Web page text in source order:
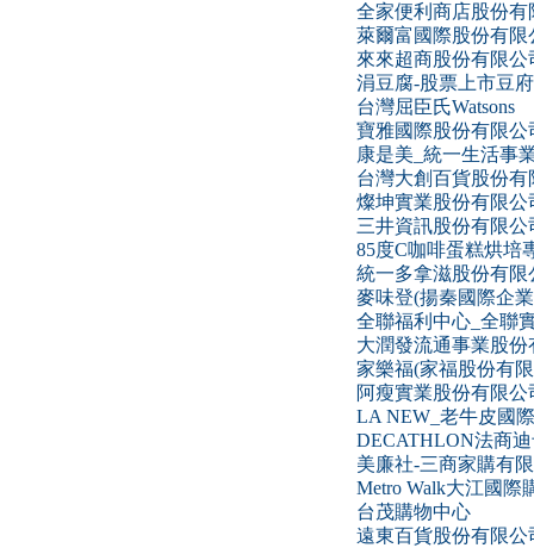
全家便利商店股份有
萊爾富國際股份有限
來來超商股份有限
涓豆腐-股票上市豆
台灣屈臣氏Watsons
寶雅國際股份有限公
康是美_統一生活事
台灣大創百貨股份有
燦坤實業股份有限公
三井資訊股份有限公
85度C咖啡蛋糕烘培
統一多拿滋股份有限
麥味登(揚秦國際企
全聯福利中心_全聯
大潤發流通事業股份
家樂福(家福股份有
阿瘦實業股份有限公
LA NEW_老牛皮國
DECATHLON法商
美廉社-三商家購有
Metro Walk大江國際
台茂購物中心
遠東百貨股份有限公